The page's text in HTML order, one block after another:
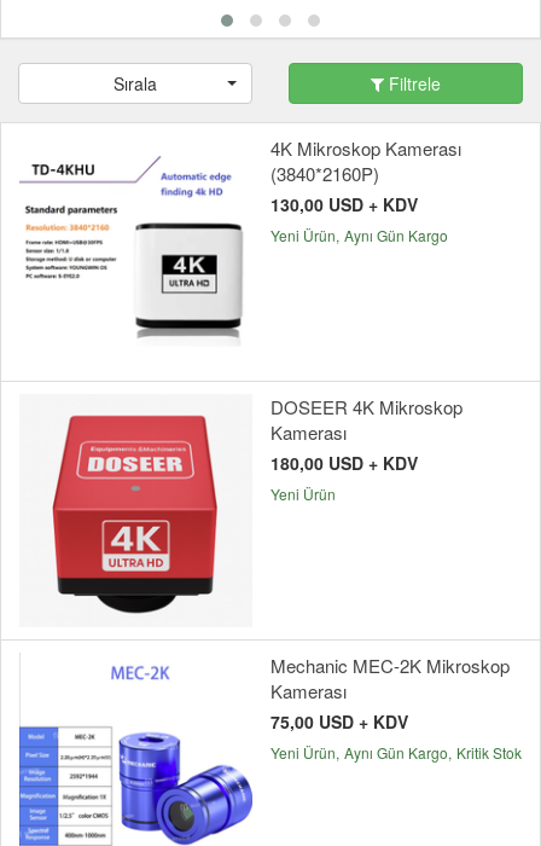
Sırala Filtrele
4K Mikroskop Kamerası
(3840*2160P)
130,00 USD + KDV
Yeni Ürün Aynı Gün Kargo
DOSEER 4K Mikroskop
Kamerası
180,00 USD + KDV
Yeni Ürün
Mechanic MEC-2K Mikroskop
Kamerası
75,00 USD + KDV
Yeni Ürün Aynı Gün Kargo Kritik Stok